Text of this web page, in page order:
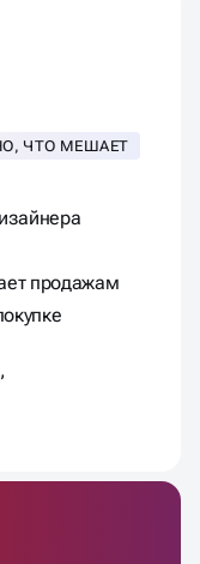
ЧТО МЕШАЕТ
продажам